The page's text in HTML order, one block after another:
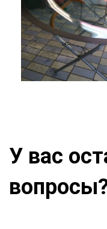
У вас